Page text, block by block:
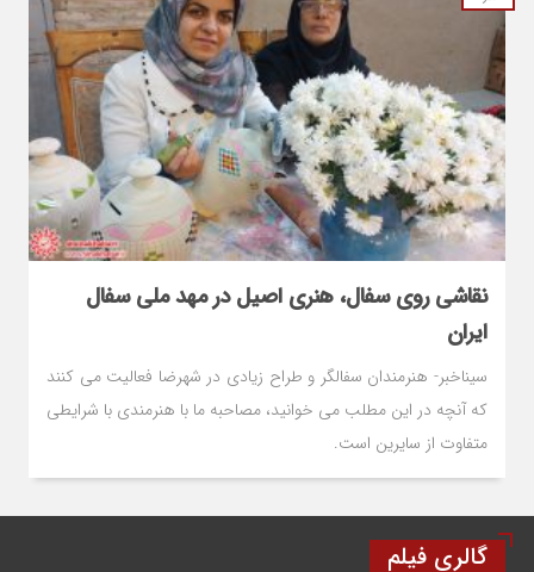
نقاشی روی سفال، هنری اصیل در مهد ملی سفال
ایران
سیناخبر- هنرمندان سفالگر و طراح زیادی در شهرضا فعالیت می کنند
که آنچه در این مطلب می خوانید، مصاحبه ما با هنرمندی با شرایطی
متفاوت از سایرین است.
گالری فیلم